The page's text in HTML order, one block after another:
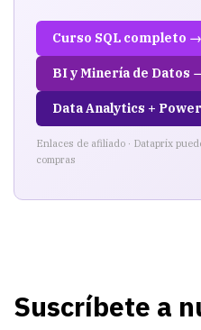
Curso SQL completo →
BI y Minería de Datos
Data Analytics +
Enlaces de afiliado · Dataprix
compras
Suscríbete a